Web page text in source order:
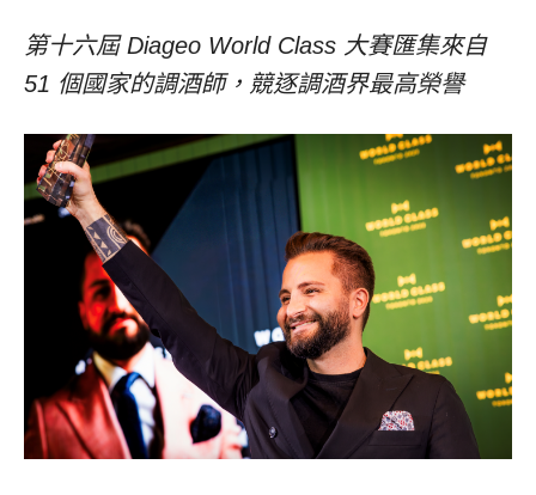
第十六屆 Diageo World Class 大賽匯集來自
51 個國家的調酒師，競逐調酒界最高榮譽